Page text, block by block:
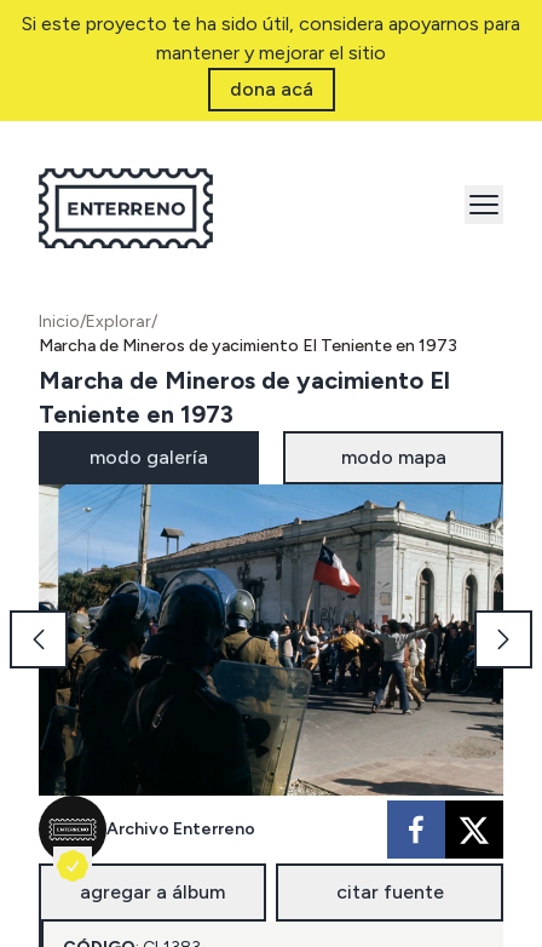
Si este proyecto te ha sido útil, considera apoyarnos para
mantener y mejorar el sitio
dona acá
Inicio/Explorar/
Marcha de Mineros de yacimiento El Teniente en 1973
Marcha de Mineros de yacimiento El
Teniente en 1973
modo galería modo mapa
Archivo Enterreno
agregar a álbum citar fuente